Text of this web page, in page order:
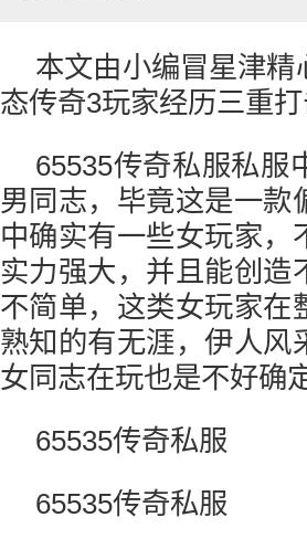
本文由小编冒星津
态传奇3玩家经历三重
65535传奇私服私服
男同志，毕竟这是一款
中确实有一些女玩家，
实力强大，并且能创造
不简单，这类女玩家在
熟知的有无涯，伊人风
女同志在玩也是不好确
65535传奇私服
65535传奇私服